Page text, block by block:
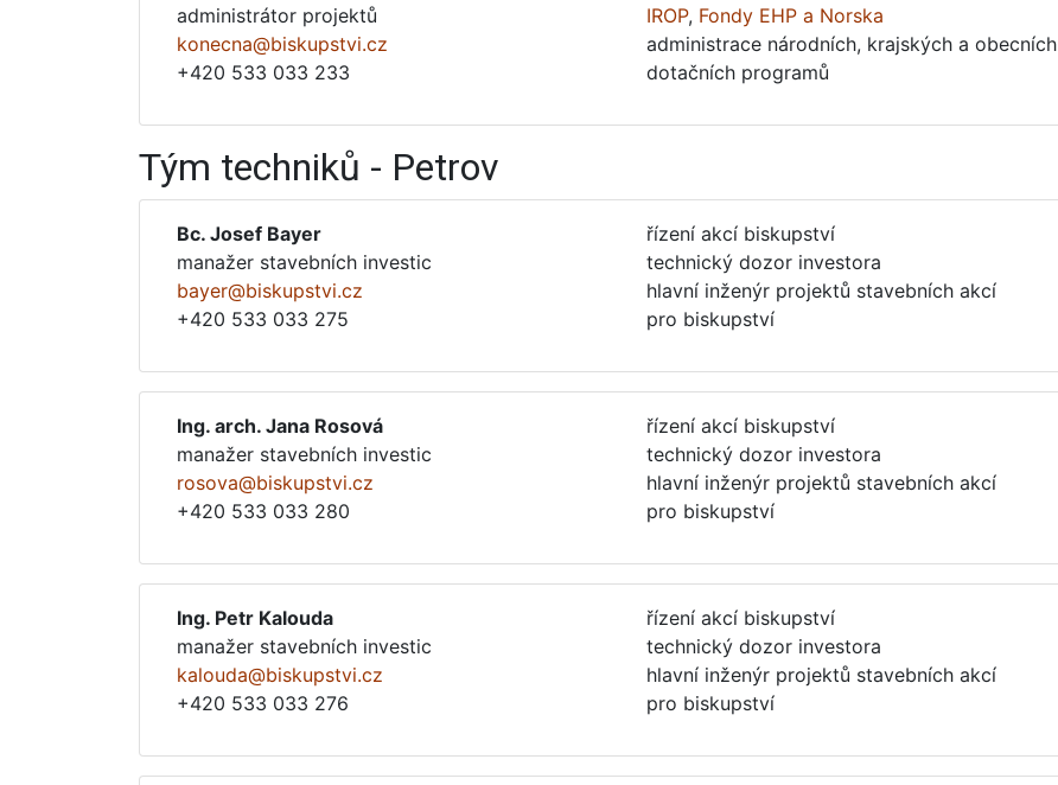
administrátor projektů
konecna@biskupstvi.cz
+420 533 033 233
IROP, Fondy EHP a Norska
administrace národních, krajských a obecních
dotačních programů
Tým techniků - Petrov
Bc. Josef Bayer
manažer stavebních investic
bayer@biskupstvi.cz
+420 533 033 275
řízení akcí biskupství
technický dozor investora
hlavní inženýr projektů stavebních akcí
pro biskupství
Ing. arch. Jana Rosová
manažer stavebních investic
rosova@biskupstvi.cz
+420 533 033 280
řízení akcí biskupství
technický dozor investora
hlavní inženýr projektů stavebních akcí
pro biskupství
Ing. Petr Kalouda
manažer stavebních investic
kalouda@biskupstvi.cz
+420 533 033 276
řízení akcí biskupství
technický dozor investora
hlavní inženýr projektů stavebních akcí
pro biskupství